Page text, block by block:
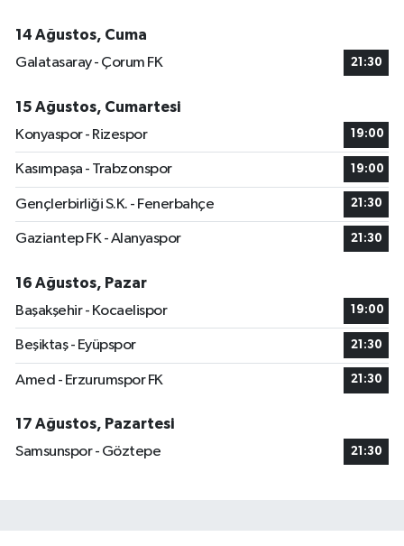
14 Ağustos, Cuma
Galatasaray - Çorum FK
21:30
15 Ağustos, Cumartesi
Konyaspor - Rizespor
19:00
Kasımpaşa - Trabzonspor 19:00
Gençlerbirliği S.K. - Fenerbahçe 21:30
Gaziantep FK - Alanyaspor 21:30
16 Ağustos, Pazar
Başakşehir - Kocaelispor
19:00
Beşiktaş - Eyüpspor 21:30
Amed - Erzurumspor FK 21:30
17 Ağustos, Pazartesi
Samsunspor - Göztepe
21:30